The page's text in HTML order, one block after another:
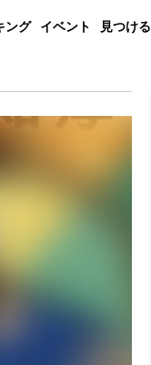
ング イベント 見つける